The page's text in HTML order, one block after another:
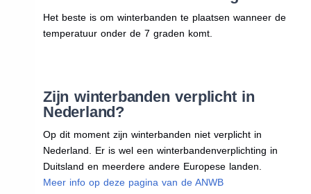
Het beste is om winterbanden te plaatsen wanneer de
temperatuur onder de 7 graden komt.
Zijn winterbanden verplicht in
Nederland?
Op dit moment zijn winterbanden niet verplicht in
Nederland. Er is wel een winterbandenverplichting in
Duitsland en meerdere andere Europese landen.
Meer info op deze pagina van de ANWB